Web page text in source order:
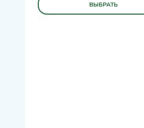
ВЕС
ВЫБРАТЬ